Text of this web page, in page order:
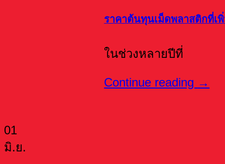
ราคาต้นทุนเม็ดพลาสติกที่เ
ในช่วงหลายปีที่
Continue reading →
01
มิ.ย.